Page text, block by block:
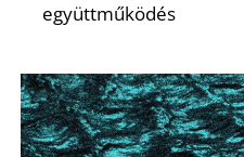
együttműködés